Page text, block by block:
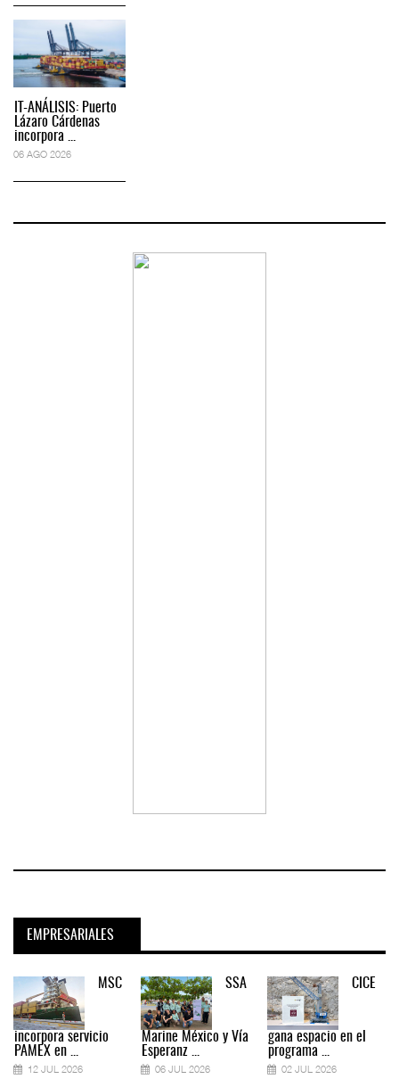
IT-ANÁLISIS: Puerto
Lázaro Cárdenas
incorpora ...
06 AGO 2026
EMPRESARIALES
MSC
incorpora servicio
PAMEX en ...
12 JUL 2026
SSA
Marine México y Vía
Esperanz ...
06 JUL 2026
CICE
gana espacio en el
programa ...
02 JUL 2026